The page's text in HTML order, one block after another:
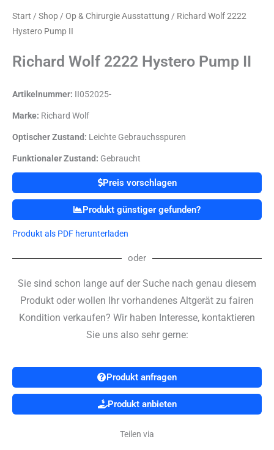
Start / Shop / Op & Chirurgie Ausstattung / Richard Wolf 2222
Hystero Pump II
Richard Wolf 2222 Hystero Pump II
Artikelnummer: II052025-
Marke: Richard Wolf
Optischer Zustand: Leichte Gebrauchsspuren
Funktionaler Zustand: Gebraucht
Preis vorschlagen
Produkt günstiger gefunden?
Produkt als PDF herunterladen
oder
Sie sind schon lange auf der Suche nach genau diesem
Produkt oder wollen Ihr vorhandenes Altgerät zu fairen
Kondition verkaufen? Wir haben Interesse, kontaktieren
Sie uns also sehr gerne:
Produkt anfragen
Produkt anbieten
Teilen via